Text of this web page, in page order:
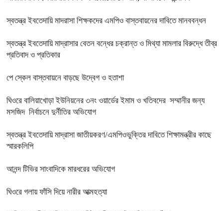
স্বতন্ত্র ইবতেদায়ি মাদরাসা শিক্ষকদের এমপিও বাস্তবায়নের দাবিতে মানববন্ধন
স্বতন্ত্র ইবতেদায়ি মাদ্রাসার বেতন বন্ধের চক্রান্ত ও মিথ্যা মামলার বিরুদ্ধে তীব্র
প্রতিবাদ ও প্রতিকার
পে স্কেল বাস্তবায়নে বাড়ছে উদ্বেগ ও হতাশা
ঘিওরে বালিয়াখোড়া ইউনিয়নের ৩নং ওয়ার্ডের ইমাম ও খতিবদের সম্মানীর জন্য
মসজিদ নির্বাচনে দুর্নীতির অভিযোগ
স্বতন্ত্র ইবতেদায়ি মাদ্রাসা জাতীয়করণ/এমপিওভুক্তির দাবিতে শিক্ষামন্ত্রীর কাছে
স্মারকলিপি
আনন্দ টিভির সাংবাদিকে মারধরের অভিযোগ
ঘিওরে গলায় ফাঁসি দিয়ে নারীর আত্মহত্যা